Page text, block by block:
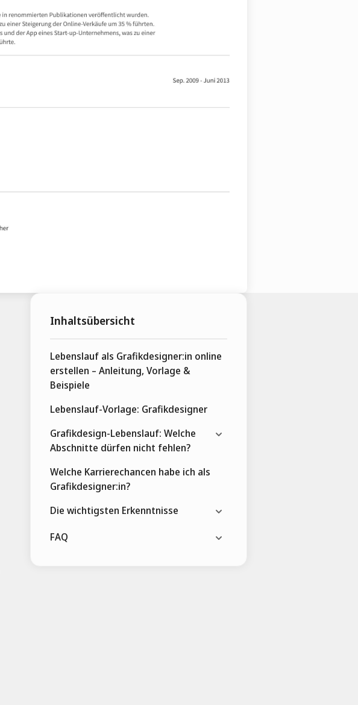
Inhaltsübersicht
Lebenslauf als Grafikdesigner:in online
erstellen – Anleitung, Vorlage &
Beispiele
Lebenslauf-Vorlage: Grafikdesigner
Grafikdesign-Lebenslauf: Welche
Abschnitte dürfen nicht fehlen?
Welche Karrierechancen habe ich als
Grafikdesigner:in?
Die wichtigsten Erkenntnisse
FAQ